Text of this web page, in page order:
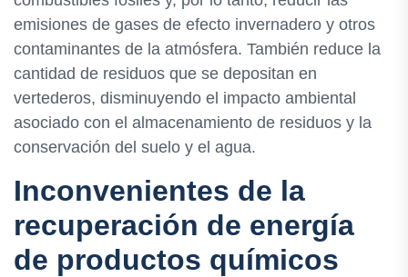
emisiones de gases de efecto invernadero y otros
contaminantes de la atmósfera. También reduce la
cantidad de residuos que se depositan en
vertederos, disminuyendo el impacto ambiental
asociado con el almacenamiento de residuos y la
conservación del suelo y el agua.
Inconvenientes de la
recuperación de energía
de productos químicos